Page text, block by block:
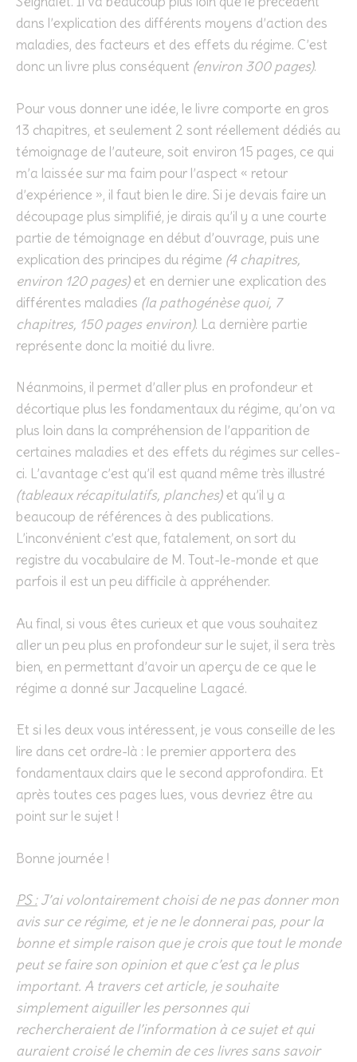
dans l’explication des différents moyens d’action des
maladies, des facteurs et des effets du régime. C’est
donc un livre plus conséquent (environ 300 pages).
Pour vous donner une idée, le livre comporte en gros
13 chapitres, et seulement 2 sont réellement dédiés au
témoignage de l’auteure, soit environ 15 pages, ce qui
m’a laissée sur ma faim pour l’aspect « retour
d’expérience », il faut bien le dire. Si je devais faire un
découpage plus simplifié, je dirais qu’il y a une courte
partie de témoignage en début d’ouvrage, puis une
explication des principes du régime (4 chapitres,
environ 120 pages)et en dernier une explication des
différentes maladies (la pathogénèse quoi, 7
chapitres, 150 pages environ). La dernière partie
représente donc la moitié du livre.
Néanmoins, il permet d’aller plus en profondeur et
décortique plus les fondamentaux du régime, qu’on va
plus loin dans la compréhension de l’apparition de
certaines maladies et des effets du régimes sur celles-
ci. L’avantage c’est qu’il est quand même très illustré
(tableaux récapitulatifs, planches)et qu’il y a
beaucoup de références à des publications.
L’inconvénient c’est que, fatalement, on sort du
registre du vocabulaire de M. Tout-le-monde et que
parfois il est un peu difficile à appréhender.
Au final, si vous êtes curieux et que vous souhaitez
aller un peu plus en profondeur sur le sujet, il sera très
bien, en permettant d’avoir un aperçu de ce que le
régime a donné sur Jacqueline Lagacé.
Et si les deux vous intéressent, je vous conseille de les
lire dans cet ordre-là : le premier apportera des
fondamentaux clairs que le second approfondira. Et
après toutes ces pages lues, vous devriez être au
point sur le sujet !
Bonne journée !
PS :J’ai volontairement choisi de ne pas donner mon
avis sur ce régime, et je ne le donnerai pas, pour la
bonne et simple raison que je crois que tout le monde
peut se faire son opinion et que c’est ça le plus
important. A travers cet article, je souhaite
simplement aiguiller les personnes qui
rechercheraient de l’information à ce sujet et qui
auraient croisé le chemin de ces livres sans savoir